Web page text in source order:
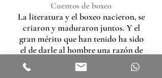
Cuentos de boxeo
La literatura y el boxeo nacieron, se
criaron y maduraron juntos. Y el
gran mérito que han tenido ha sido
el de darle al hombre una razón de
vida: las manos se hicieron para
dejar huella. Este es el arte de vivir